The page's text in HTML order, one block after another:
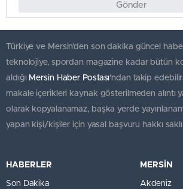
Gönder
Türkiye ve Mersin’den son dakika güncel
teknolojiye, spordan magazine kadar bütün
aldığı Mersin Haber Postası'ndan takip
makale içerikleri kaynak gösterilmeden alıntı
olarak kopyalanamaz, başka yerde
yapan kişi/kişiler için yasal başvuru hakkı
HABERLER
Son Dakika
MERSİN
Akdeniz